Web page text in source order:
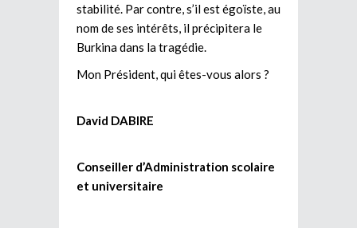
stabilité. Par contre, s’il est égoïste, au
nom de ses intérêts, il précipitera le
Burkina dans la tragédie.
Mon Président, qui êtes-vous alors ?
David DABIRE
Conseiller d’Administration scolaire
et universitaire